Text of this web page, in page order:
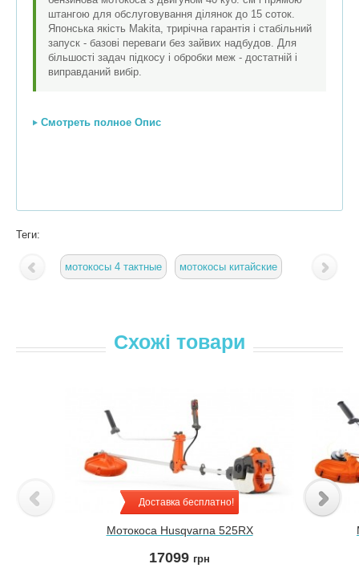
штангою для обслуговування ділянок до 15 соток.
Японська якість Makita, трирічна гарантія і стабільний
запуск - базові переваги без зайвих надбудов. Для
більшості задач підкосу і обробки меж - достатній і
виправданий вибір.
Смотреть полное Опис
Теги:
мотокосы 4 тактные мотокосы китайские
Схожі товари
Доставка бесплатно!
Мотокоса Husqvarna 525RX
17099 грн